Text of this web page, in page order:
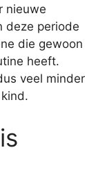
nieuwe
deze periode
die gewoon
heeft.
veel minder